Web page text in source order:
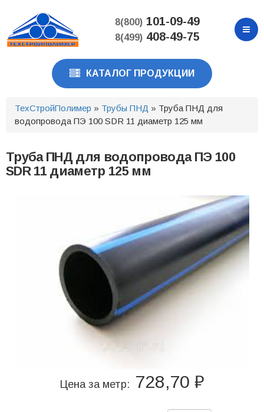
основному
содержанию
8(800)101-09-49
8(499)408-49-75
КАТАЛОГ ПРОДУКЦИИ
ТехСтройПолимер » Трубы ПНД » Труба ПНД для
водопровода ПЭ 100 SDR 11 диаметр 125 мм
Труба ПНД для водопровода ПЭ 100
SDR 11 диаметр 125 мм
Цена за метр: 728,70 ₽